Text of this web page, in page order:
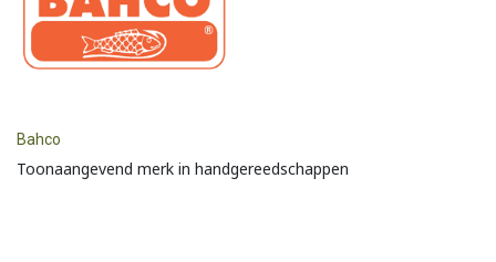
Bahco
Toonaangevend merk in handgereedschappen